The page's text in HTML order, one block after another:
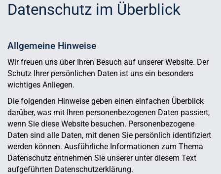
Datenschutz im Überblick
Allgemeine Hinweise
Wir freuen uns über Ihren Besuch auf unserer Website. Der
Schutz Ihrer persönlichen Daten ist uns ein besonders
wichtiges Anliegen.
Die folgenden Hinweise geben einen einfachen Überblick
darüber, was mit Ihren personenbezogenen Daten passiert,
wenn Sie diese Website besuchen. Personenbezogene
Daten sind alle Daten, mit denen Sie persönlich identifiziert
werden können. Ausführliche Informationen zum Thema
Datenschutz entnehmen Sie unserer unter diesem Text
aufgeführten Datenschutzerklärung.